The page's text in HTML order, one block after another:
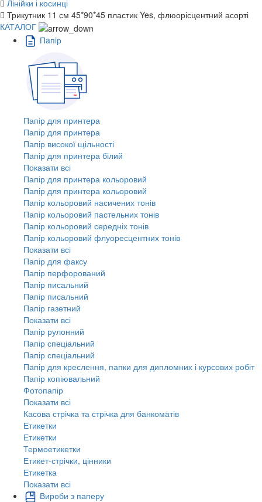
Лінійки і косинці
Трикутник 11 см 45*90*45 пластик Yes, флюорісцентний асорті
КАТАЛОГ
Пaпiр
Папір для принтера
Папір для принтера
Папір високої щільності
Папір для принтера білий
Показати всі
Папір для принтера кольоровий
Папір для принтера кольоровий
Папір кольоровий насичених тонів
Папір кольоровий пастельних тонів
Папір кольоровий середніх тонів
Папір кольоровий флуоресцентних тонів
Показати всі
Папір для факсу
Папір перфорований
Папір писальний
Папір писальний
Папір газетний
Показати всі
Папір рулонний
Папір спеціальний
Папір спеціальний
Папір для креслення, папки для дипломних і курсових робіт
Папір копіювальний
Фотопапір
Показати всі
Касова стрічка та стрічка для банкоматів
Етикетки
Етикетки
Термоетикетки
Етикет-стрічки, цінники
Етикетка
Показати всі
Вироби з паперу